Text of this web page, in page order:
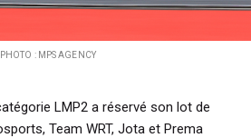
PHOTO : MPS AGENCY
LMP2 a réservé son lot de
Team WRT, Jota et Prema